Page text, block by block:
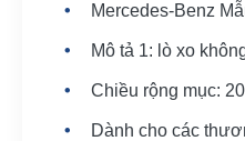
Mercedes-Benz
Mô tả 1: lò xo
Chiều rộng mục:
Dành cho các